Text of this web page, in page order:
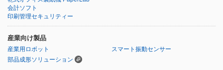
会計ソフト
印刷管理セキュリティー
産業向け製品
産業用ロボット
スマート振動センサー
部品成形ソリューション